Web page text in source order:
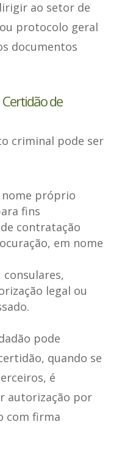
ao setor de
protocolo geral
documentos
de
criminal pode ser
nome próprio
fins
contratação
em nome
legal ou
pode
quando se
, é
autorização por
com firma